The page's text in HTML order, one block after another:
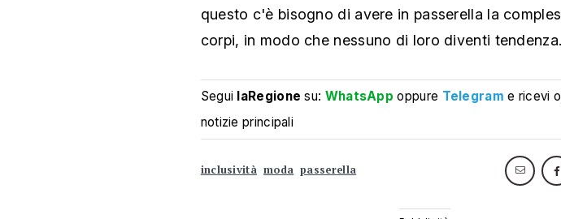
questo c'è bisogno di avere in passerella la
corpi, in modo che nessuno di loro diventi tendenza.
Segui laRegione su: WhatsApp oppure Telegram e ricevi
notizie principali
inclusività moda passerella